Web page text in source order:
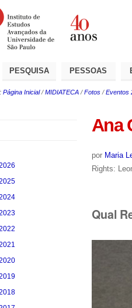
PESQUISA PESSOAS
Página Inicial /MIDIATECA /Fotos /Eventos
Ana
por Maria
Rights:
Qual